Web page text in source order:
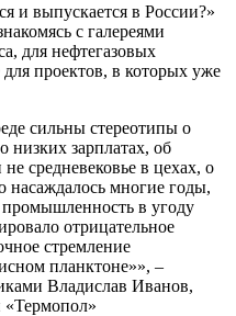
и выпускается в России?»
с галереями
для нефтегазовых
проектов, в которых уже
сильны стереотипы о
низких зарплатах, об
средневековье в цехах, о
насаждалось многие годы,
в угоду
отрицательное
стремление
планктоне»», –
Владислав Иванов,
«Термопол»